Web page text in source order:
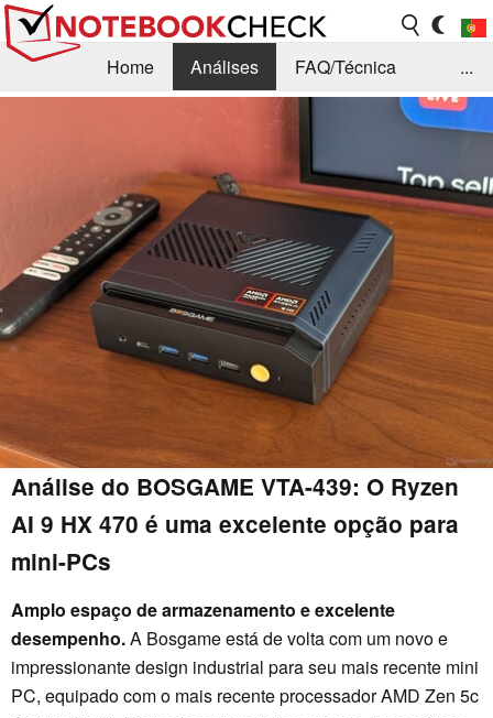
Home Análises
FAQ/Técnica
Consulta para compra
Contacto
...
Análise do BOSGAME VTA-439: O Ryzen
AI 9 HX 470 é uma excelente opção para
mini-PCs
Amplo espaço de armazenamento e excelente
desempenho.A Bosgame está de volta com um novo e
impressionante design industrial para seu mais recente mini
PC, equipado com o mais recente processador AMD Zen 5c